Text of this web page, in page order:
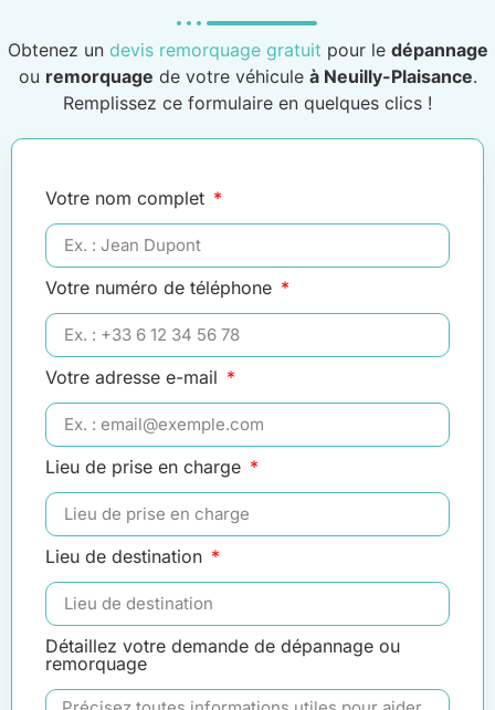
Obtenez un devis remorquage gratuit pour le dépannage
ou remorquage de votre véhicule à Neuilly-Plaisance.
Remplissez ce formulaire en quelques clics !
Votre nom complet
Votre numéro de téléphone
Votre adresse e-mail
Lieu de prise en charge
Lieu de destination
Détaillez votre demande de dépannage ou
remorquage